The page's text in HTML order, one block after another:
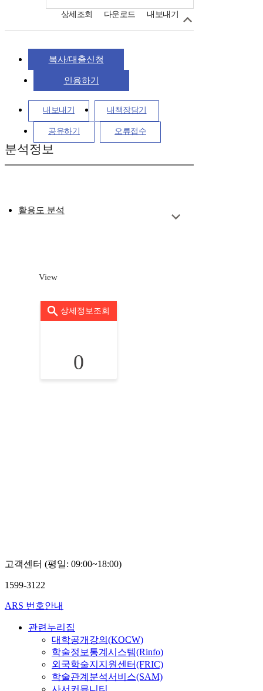
상세조회 다운로드 내보내기
복사/대출신청
인용하기
내보내기 내책장담기
공유하기 오류접수
분석정보
활용도 분석
View
상세정보조회
0
고객센터 (평일: 09:00~18:00)
1599-3122
ARS 번호안내
관련누리집
대학공개강의(KOCW)
학술정보통계시스템(Rinfo)
외국학술지지원센터(FRIC)
학술관계분석서비스(SAM)